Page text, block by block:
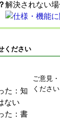
解決されない
ください
た：知
ない
た：書
ご意見
ください